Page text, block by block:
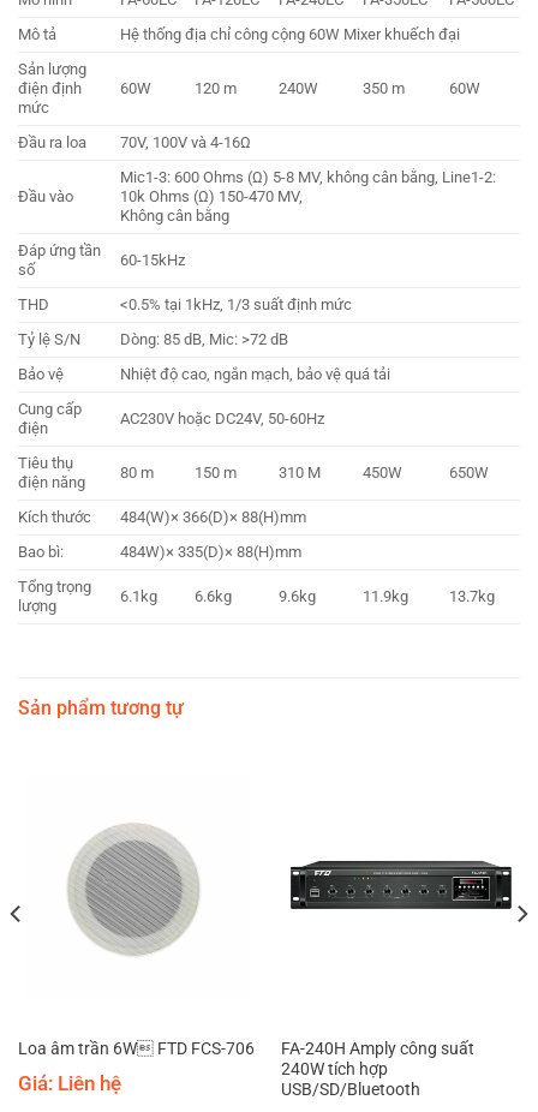
Mô tả
Hệ thống địa chỉ công cộng 60W Mixer khuếch đại
Sản lượng
điện định
mức
60W 120 m 240W 350 m 60W
Đầu ra loa 70V, 100V và 4-16Ω
Đầu vào
Mic1-3: 600 Ohms (Ω) 5-8 MV, không cân bằng, Line1-2:
10k Ohms (Ω) 150-470 MV,
Không cân bằng
Đáp ứng tần
số
60-15kHz
THD
<0.5% tại 1kHz, 1/3 suất định mức
Tỷ lệ S/N
Dòng: 85 dB, Mic: >72 dB
Bảo vệ
Nhiệt độ cao, ngắn mạch, bảo vệ quá tải
Cung cấp
điện
AC230V hoặc DC24V, 50-60Hz
Tiêu thụ
điện năng
80 m 150 m 310 M 450W 650W
Kích thước
484(W)× 366(D)× 88(H)mm
Bao bì:
484W)× 335(D)× 88(H)mm
Tổng trọng
lượng
6.1kg 6.6kg 9.6kg 11.9kg 13.7kg
Sản phẩm tương tự
Loa âm trần 6W FTD FCS-706
Giá: Liên hệ
FA-240H Amply công suất
240W tích hợp
USB/SD/Bluetooth